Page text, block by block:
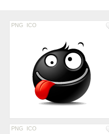
PNG ICO
PNG ICO